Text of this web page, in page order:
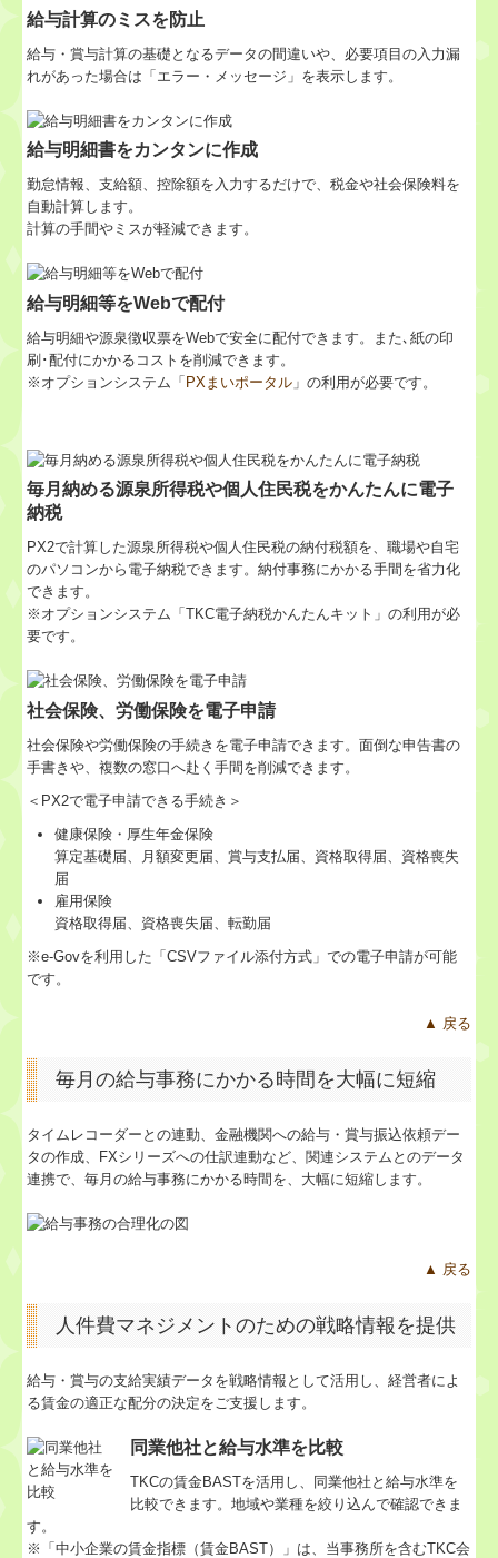
給与計算のミスを防止
給与・賞与計算の基礎となるデータの間違いや、必要項目の入力漏
れがあった場合は「エラー・メッセージ」を表示します。
給与明細書をカンタンに作成
勤怠情報、支給額、控除額を入力するだけで、税金や社会保険料を
自動計算します。
計算の手間やミスが軽減できます。
給与明細等をWebで配付
給与明細や源泉徴収票をWebで安全に配付できます。また､紙の印
刷･配付にかかるコストを削減できます。
※オプションシステム「PXまいポータル 」の利用が必要です。
毎月納める源泉所得税や個人住民税をかんたんに電子
納税
PX2で計算した源泉所得税や個人住民税の納付税額を、職場や自宅
のパソコンから電子納税できます。納付事務にかかる手間を省力化
できます。
※オプションシステム「TKC電子納税かんたんキット」の利用が必
要です。
社会保険、労働保険を電子申請
社会保険や労働保険の手続きを電子申請できます。面倒な申告書の
手書きや、複数の窓口へ赴く手間を削減できます。
＜PX2で電子申請できる手続き＞
健康保険・厚生年金保険
算定基礎届、月額変更届、賞与支払届、資格取得届、資格喪失
届
雇用保険
資格取得届、資格喪失届、転勤届
※e-Govを利用した「CSVファイル添付方式」での電子申請が可能
です。
▲ 戻る
毎月の給与事務にかかる時間を大幅に短縮
タイムレコーダーとの連動、金融機関への給与・賞与振込依頼デー
タの作成、FXシリーズへの仕訳連動など、関連システムとのデータ
連携で、毎月の給与事務にかかる時間を、大幅に短縮します。
▲ 戻る
人件費マネジメントのための戦略情報を提供
給与・賞与の支給実績データを戦略情報として活用し、経営者によ
る賃金の適正な配分の決定をご支援します。
同業他社と給与水準を比較
TKCの賃金BASTを活用し、同業他社と給与水準を
比較できます。地域や業種を絞り込んで確認できま
す。
※「中小企業の賃金指標（賃金BAST）」は、当事務所を含むTKC会